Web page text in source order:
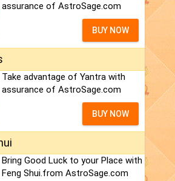
assurance of AstroSage.com
BUY NOW
Take advantage of Yantra with
assurance of AstroSage.com
BUY NOW
Bring Good Luck to your Place with
Feng Shui.from AstroSage.com